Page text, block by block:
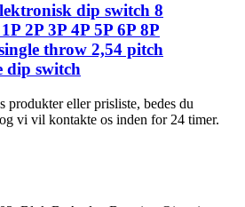
dip switch 8
2P 3P 4P 5P 6P 8P
throw 2,54 pitch
dip switch
produkter eller prisliste, bedes du
vi vil kontakte os inden for 24 timer.